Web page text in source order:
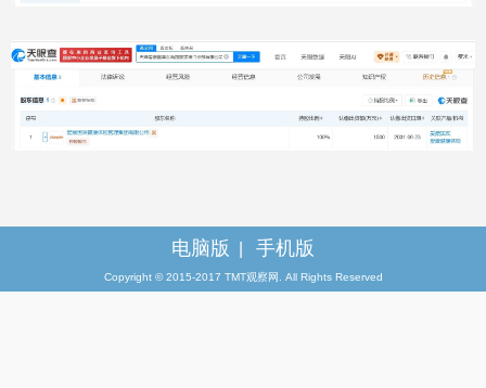
电脑版 手机版
Copyright © 2015-2017 TMT观察网. All Rights Reserved